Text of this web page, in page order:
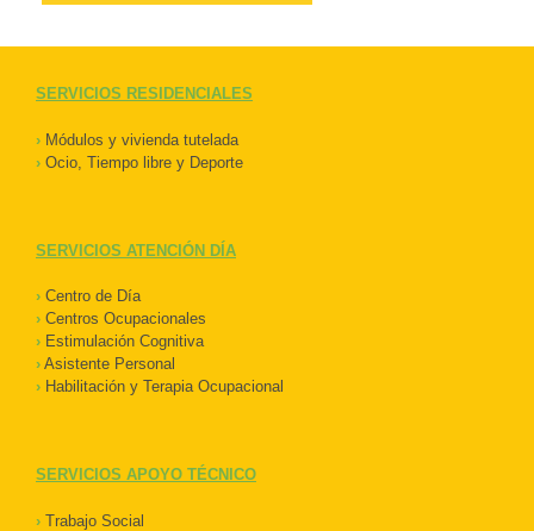
SERVICIOS RESIDENCIALES
› Módulos y vivienda tutelada
› Ocio, Tiempo libre y Deporte
SERVICIOS ATENCIÓN DÍA
› Centro de Día
› Centros Ocupacionales
› Estimulación Cognitiva
› Asistente Personal
› Habilitación y Terapia Ocupacional
SERVICIOS APOYO TÉCNICO
› Trabajo Social